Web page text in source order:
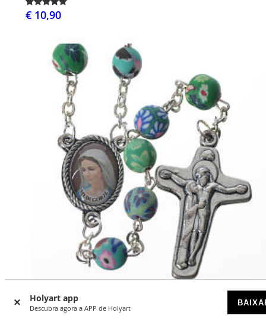
Holyart app
Descubra agora a APP de Holyart
€ 10,90
Terço fimo verde flores 6 mm terra de Medjugorje